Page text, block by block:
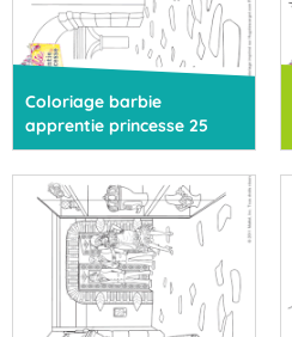
Coloriage barbie
apprentie princesse 25